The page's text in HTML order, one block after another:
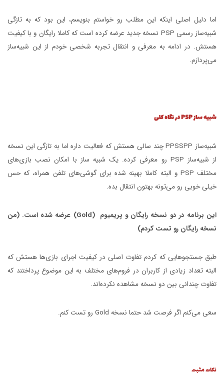
اما دلیل اصلی اینکه این مطلب رو خواستم بنویسم، این بود که به تازگی
شبیه‌ساز رسمی PSP نسخه جدید عرضه کرده است که کاملا رایگان و با کیفیت
هستش. در ادامه به معرفی و انتقال تجربه شخصی خودم از این شبیه‌ساز
می‌پردازم.
شبیه ساز PSP در نگاه کلی
شبیه‌ساز PPSSPP چند سالی هستش که فعالیت داره اما به تازگی این نسخه
از شبیه‌ساز PSP رو معرفی کرده. یک شبیه ساز با امکان نصب بازی‌های
مختلف PSP و البته کاملا بهینه شده برای گوشی‌های تلفن همراه، که حس
خیلی خوبی رو می‌تونه بهتون انتقال بده.
این برنامه در دو نسخه رایگان و پریمیوم (Gold) عرضه شده است. (من
نسخه رایگان رو تست کردم)
طبق جستجو‌هایی که کردم تفاوت اصلی در کیفیت اجرای بازی‌ها هستش که
البته تعداد زیادی از کاربران در فروم‌های مختلف به این موضوع پرداختند که
تفاوت چندانی بین دو نسخه مشاهده نکرده‌اند.
سعی می‌کنم اگر فرصت شد حتما نسخه Gold رو تست کنم.
نکات مثبت